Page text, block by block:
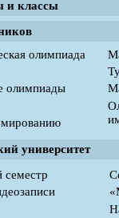
и классы
олимпиада
олимпиады
университет
семестр